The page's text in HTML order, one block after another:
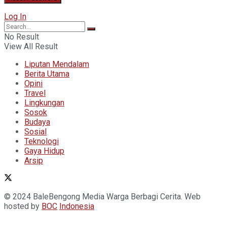
Log In
No Result
View All Result
Liputan Mendalam
Berita Utama
Opini
Travel
Lingkungan
Sosok
Budaya
Sosial
Teknologi
Gaya Hidup
Arsip
© 2024 BaleBengong Media Warga Berbagi Cerita. Web
hosted by BOC Indonesia